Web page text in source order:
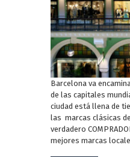
Barcelona va
de las capitales
ciudad está llena de
las marcas clásicas
verdadero
mejores marcas